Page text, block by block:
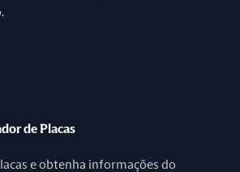
de Placas
e obtenha informações do